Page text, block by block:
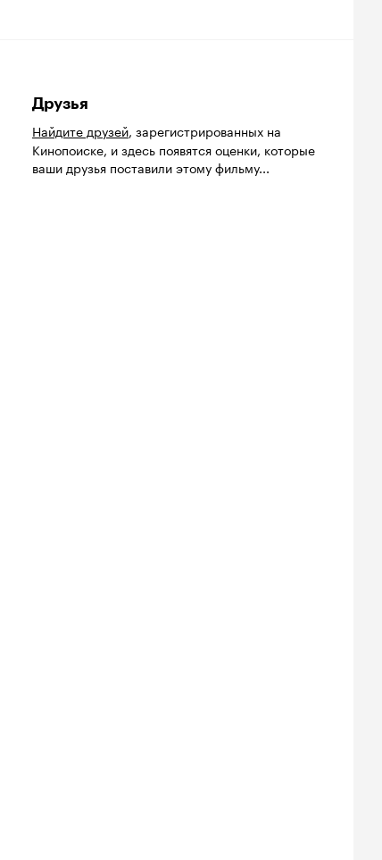
Друзья
Найдите друзей, зарегистрированных на
Кинопоиске, и здесь появятся оценки, которые
ваши друзья поставили этому фильму...